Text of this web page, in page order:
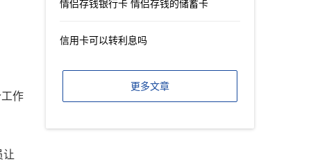
作
让
情侣存钱银行卡 情侣存钱的储蓄卡
信用卡可以转利息吗
更多文章